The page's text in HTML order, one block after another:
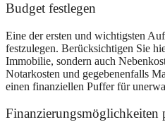
Budget festlegen
Eine der ersten und wichtigsten
festzulegen. Berücksichtigen Sie
Immobilie, sondern auch
Notarkosten und gegebenenfalls
einen finanziellen Puffer für
Finanzierungsmöglichkeiten